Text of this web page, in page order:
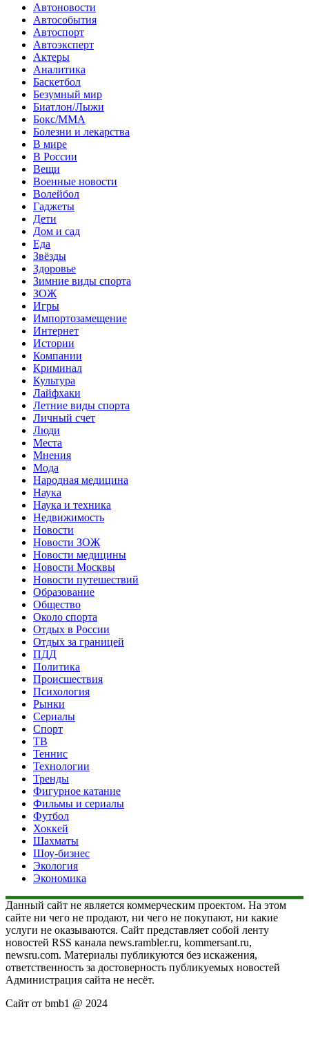
Автоновости
Автособытия
Автоспорт
Автоэксперт
Актеры
Аналитика
Баскетбол
Безумный мир
Биатлон/Лыжи
Бокс/MMA
Болезни и лекарства
В мире
В России
Вещи
Военные новости
Волейбол
Гаджеты
Дети
Дом и сад
Еда
Звёзды
Здоровье
Зимние виды спорта
ЗОЖ
Игры
Импортозамещение
Интернет
Истории
Компании
Криминал
Культура
Лайфхаки
Летние виды спорта
Личный счет
Люди
Места
Мнения
Мода
Народная медицина
Наука
Наука и техника
Недвижимость
Новости
Новости ЗОЖ
Новости медицины
Новости Москвы
Новости путешествий
Образование
Общество
Около спорта
Отдых в России
Отдых за границей
ПДД
Политика
Происшествия
Психология
Рынки
Сериалы
Спорт
ТВ
Теннис
Технологии
Тренды
Фигурное катание
Фильмы и сериалы
Футбол
Хоккей
Шахматы
Шоу-бизнес
Экология
Экономика
Данный сайт не является коммерческим проектом. На этом
сайте ни чего не продают, ни чего не покупают, ни какие
услуги не оказываются. Сайт представляет собой ленту
новостей RSS канала news.rambler.ru, kommersant.ru,
newsru.com. Материалы публикуются без искажения,
ответственность за достоверность публикуемых новостей
Администрация сайта не несёт.
Сайт от bmb1 @ 2024